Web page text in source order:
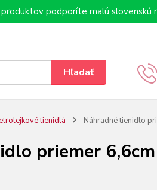
podporíte malú slovenskú
Hľadať
tienidlá Náhradné tienidlo
priemer